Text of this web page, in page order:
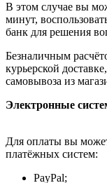
В этом случае вы
минут,
банк для решения
Безналичным
курьерской
самовывоза из
Электронные
Для оплаты вы
платёжных систем:
PayPal;